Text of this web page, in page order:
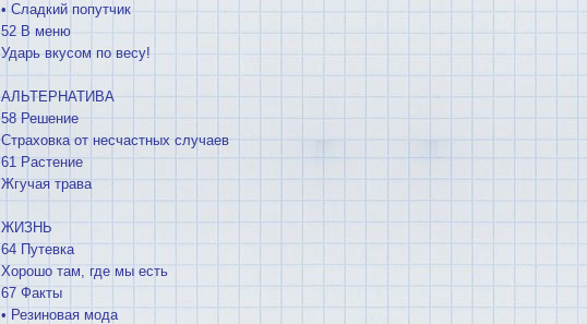
• Сладкий попутчик
52 В меню
Ударь вкусом по весу!
АЛЬТЕРНАТИВА
58 Решение
Страховка от несчастных случаев
61 Растение
Жгучая трава
ЖИЗНЬ
64 Путевка
Хорошо там, где мы есть
67 Факты
• Резиновая мода